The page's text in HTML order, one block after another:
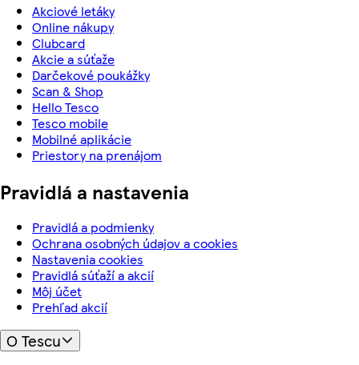
Akciové letáky
Online nákupy
Clubcard
Akcie a súťaže
Darčekové poukážky
Scan & Shop
Hello Tesco
Tesco mobile
Mobilné aplikácie
Priestory na prenájom
Pravidlá a nastavenia
Pravidlá a podmienky
Ochrana osobných údajov a cookies
Nastavenia cookies
Pravidlá súťaží a akcií
Môj účet
Prehľad akcií
O Tescu